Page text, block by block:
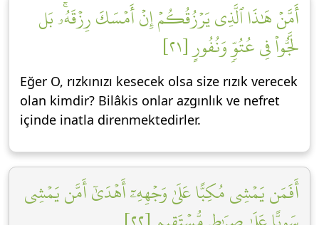
أَمَّنۡ هَٰذَا ٱلَّذِي يَرۡزُقُكُمۡ إِنۡ أَمۡسَكَ رِزۡقَهُۥۚ بَل
لَّجُّواْ فِي عُتُوّٖ وَنُفُورٍ [٢١]
Eğer O, rızkınızı kesecek olsa size rızık verecek
olan kimdir? Bilâkis onlar azgınlık ve nefret
içinde inatla direnmektedirler.
أَفَمَن يَمۡشِي مُكِبًّا عَلَىٰ وَجۡهِهِۦٓ أَهۡدَىٰٓ أَمَّن يَمۡشِي